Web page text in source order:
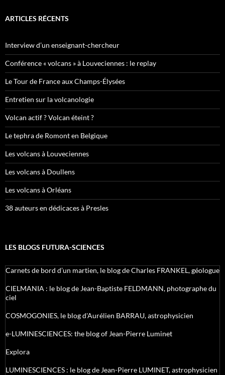
ARTICLES RÉCENTS
Interview d’un enseignant-chercheur
Conférence « volcans » à Louveciennes : le replay
Le Tour de France aux Champs-Élysées
Entretien sur la volcanologie
Volcan actif ? Volcan éteint ?
Le tephra de Romont en Belgique
Les volcans à Louveciennes
Les volcans à Doullens
Les volcans à Orléans
38 auteurs en dédicaces à Presles
LES BLOGS FUTURA-SCIENCES
Carnets de bord d’un martien, le blog de Charles FRANKEL, géologue
CIELMANIA : le blog de Jean-Baptiste FELDMANN, photographe du
ciel
COSMOGONIES, le blog d'Aurélien BARRAU, astrophysicien
e-LUMINESCIENCES: the blog of Jean-Pierre Luminet
Explora
LUMINESCIENCES : le blog de Jean-Pierre LUMINET, astrophysicien